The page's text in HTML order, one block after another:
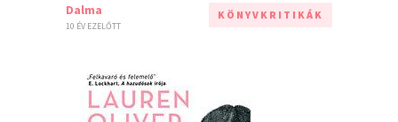
Dalma
10 ÉV EZELŐTT
KÖNYVKRITIKÁK